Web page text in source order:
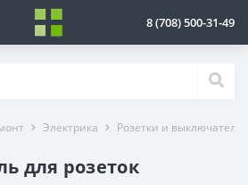
8 (708) 500-31-49
Электрика Розетки и выключатели
для розеток